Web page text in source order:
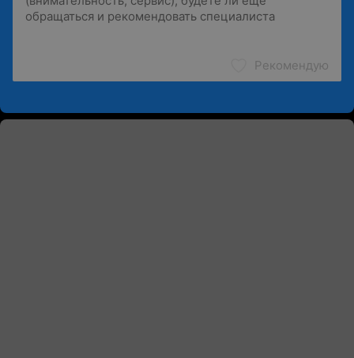
Рекомендую